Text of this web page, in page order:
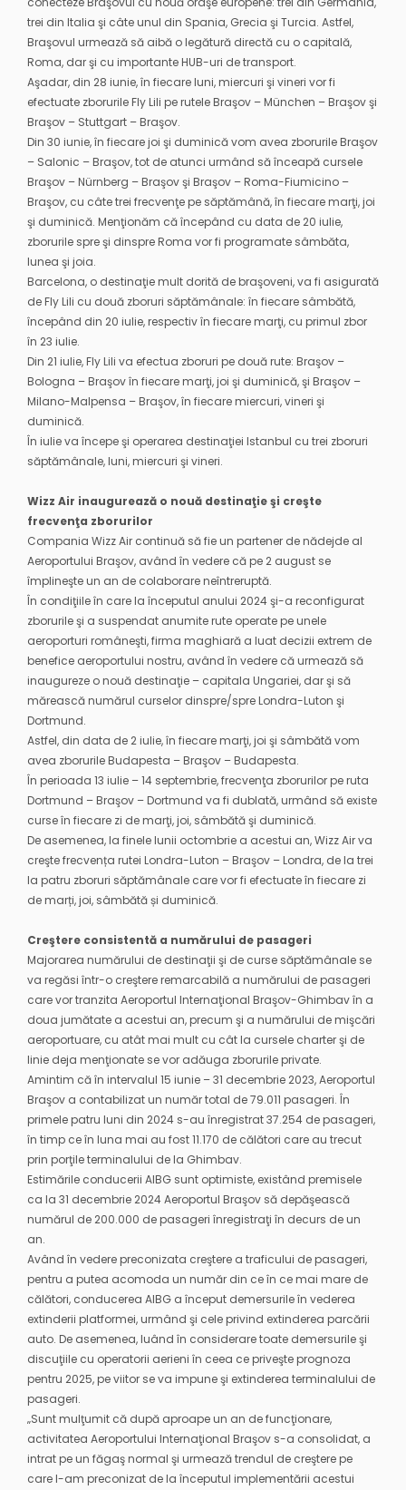
trei din Italia şi câte unul din Spania, Grecia şi Turcia. Astfel,
Braşovul urmează să aibă o legătură directă cu o capitală,
Roma, dar şi cu importante HUB-uri de transport.
Aşadar, din 28 iunie, în fiecare luni, miercuri şi vineri vor fi
efectuate zborurile Fly Lili pe rutele Braşov – München – Braşov şi
Braşov – Stuttgart – Braşov.
Din 30 iunie, în fiecare joi şi duminică vom avea zborurile Braşov
– Salonic – Braşov, tot de atunci urmând să înceapă cursele
Braşov – Nürnberg – Braşov şi Braşov – Roma-Fiumicino –
Braşov, cu câte trei frecvenţe pe săptămână, în fiecare marţi, joi
şi duminică. Menţionăm că începând cu data de 20 iulie,
zborurile spre şi dinspre Roma vor fi programate sâmbăta,
lunea şi joia.
Barcelona, o destinaţie mult dorită de braşoveni, va fi asigurată
de Fly Lili cu două zboruri săptămânale: în fiecare sâmbătă,
începând din 20 iulie, respectiv în fiecare marţi, cu primul zbor
în 23 iulie.
Din 21 iulie, Fly Lili va efectua zboruri pe două rute: Braşov –
Bologna – Braşov în fiecare marţi, joi şi duminică, şi Braşov –
Milano-Malpensa – Braşov, în fiecare miercuri, vineri şi
duminică.
În iulie va începe şi operarea destinaţiei Istanbul cu trei zboruri
săptămânale, luni, miercuri şi vineri.
Wizz Air inaugurează o nouă destinaţie şi creşte
frecvenţa zborurilor
Compania Wizz Air continuă să fie un partener de nădejde al
Aeroportului Braşov, având în vedere că pe 2 august se
împlineşte un an de colaborare neîntreruptă.
În condiţiile în care la începutul anului 2024 şi-a reconfigurat
zborurile şi a suspendat anumite rute operate pe unele
aeroporturi româneşti, firma maghiară a luat decizii extrem de
benefice aeroportului nostru, având în vedere că urmează să
inaugureze o nouă destinaţie – capitala Ungariei, dar şi să
mărească numărul curselor dinspre/spre Londra-Luton şi
Dortmund.
Astfel, din data de 2 iulie, în fiecare marţi, joi şi sâmbătă vom
avea zborurile Budapesta – Braşov – Budapesta.
În perioada 13 iulie – 14 septembrie, frecvenţa zborurilor pe ruta
Dortmund – Braşov – Dortmund va fi dublată, urmând să existe
curse în fiecare zi de marţi, joi, sâmbătă şi duminică.
De asemenea, la finele lunii octombrie a acestui an, Wizz Air va
creşte frecvența rutei Londra-Luton – Braşov – Londra, de la trei
la patru zboruri săptămânale care vor fi efectuate în fiecare zi
de marți, joi, sâmbătă și duminică.
Creştere consistentă a numărului de pasageri
Majorarea numărului de destinaţii şi de curse săptămânale se
va regăsi într-o creştere remarcabilă a numărului de pasageri
care vor tranzita Aeroportul Internaţional Braşov-Ghimbav în a
doua jumătate a acestui an, precum şi a numărului de mişcări
aeroportuare, cu atât mai mult cu cât la cursele charter şi de
linie deja menţionate se vor adăuga zborurile private.
Amintim că în intervalul 15 iunie – 31 decembrie 2023, Aeroportul
Braşov a contabilizat un număr total de 79.011 pasageri. În
primele patru luni din 2024 s-au înregistrat 37.254 de pasageri,
în timp ce în luna mai au fost 11.170 de călători care au trecut
prin porţile terminalului de la Ghimbav.
Estimările conducerii AIBG sunt optimiste, existând premisele
ca la 31 decembrie 2024 Aeroportul Braşov să depăşească
numărul de 200.000 de pasageri înregistraţi în decurs de un
an.
Având în vedere preconizata creştere a traficului de pasageri,
pentru a putea acomoda un număr din ce în ce mai mare de
călători, conducerea AIBG a început demersurile în vederea
extinderii platformei, urmând şi cele privind extinderea parcării
auto. De asemenea, luând în considerare toate demersurile şi
discuţiile cu operatorii aerieni în ceea ce priveşte prognoza
pentru 2025, pe viitor se va impune şi extinderea terminalului de
pasageri.
„Sunt mulţumit că după aproape un an de funcţionare,
activitatea Aeroportului Internaţional Braşov s-a consolidat, a
intrat pe un făgaş normal şi urmează trendul de creştere pe
care l-am preconizat de la începutul implementării acestui